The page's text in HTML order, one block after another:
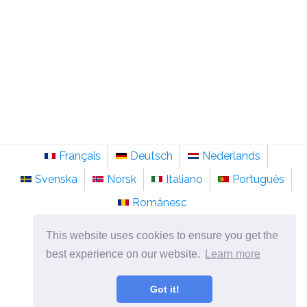
This website uses cookies to ensure you get the
best experience on our website.
Learn more
Got it!
Français Deutsch
Nederlands
Svenska
Norsk Italiano
Português
Românesc
©2026sainte-anastasie.org
Psychologie, philosophie et réflexion sur la vie.